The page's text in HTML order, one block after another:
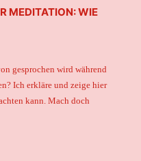
MEDITATION: WIE
gesprochen wird während
Ich erkläre und zeige hier
kann. Mach doch